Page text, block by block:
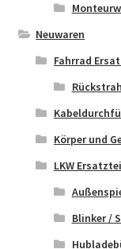
Neuwaren
Fahrrad
Körper und
LKW
Blinker /